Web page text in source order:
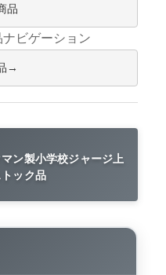
品
ビゲーション
ン製小学校ジャージ上
ック品